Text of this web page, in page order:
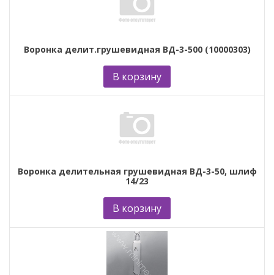
Воронка делит.грушевидная ВД-3-500 (10000303)
В корзину
Воронка делительная грушевидная ВД-3-50, шлиф
14/23
В корзину